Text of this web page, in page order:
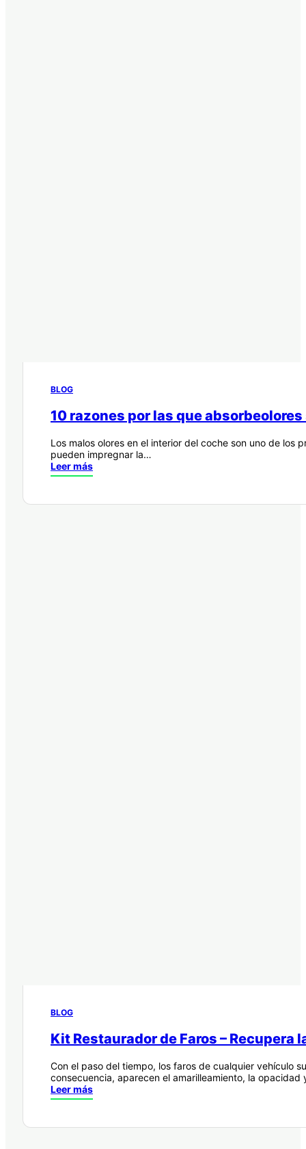
BLOG
10 razones por las que
Los malos olores en el interior del coche son uno de los
pueden impregnar la…
Leer más
BLOG
Kit Restaurador de Faros –
Con el paso del tiempo, los faros de cualquier vehículo
consecuencia, aparecen el amarilleamiento, la opacidad
Leer más